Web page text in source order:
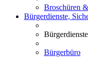
Broschüren
Bürgerdienste,
Bürgerdienste
Bürgerbüro